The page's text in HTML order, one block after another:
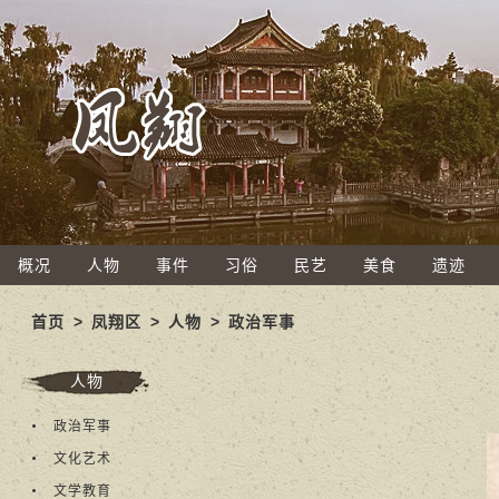
概况 人物 事件 习俗 民艺 美食 遗迹
首页 >凤翔区 > 人物 > 政治军事
人物
政治军事
文化艺术
文学教育